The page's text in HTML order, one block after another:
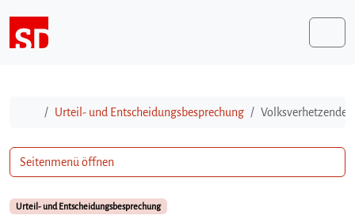
StartUrteil- und Entscheidungsbesprechung Volksverhetzende
Urteil- und Entscheidungsbesprechung
Seitenmenü öffnen